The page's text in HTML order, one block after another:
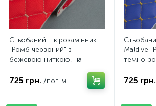
Стьобаний шкірозамінник
"Ромб червоний" з
бежевою ниткою, на
ширина 1,35м Туреччина
725 грн. /пог. м
Maldive
темно-
ширина
725 грн.